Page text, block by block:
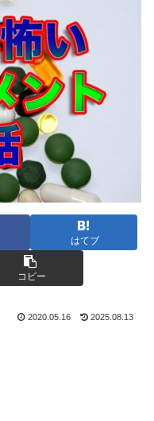
はてブ
コピー
2020.05.16 2025.08.13